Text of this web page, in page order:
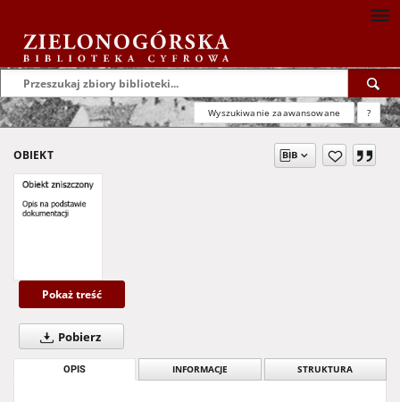
Wyszukiwanie zaawansowane ?
OBIEKT
Pokaż treść
Pobierz
OPIS INFORMACJE STRUKTURA